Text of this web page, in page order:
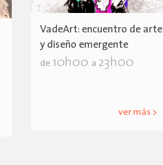
VadeArt: encuentro de arte
y diseño emergente
de 10h00 a 23h00
ver más >